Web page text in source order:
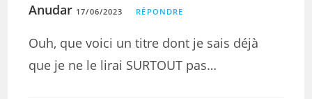
Anudar 17/06/2023 RÉPONDRE
Ouh, que voici un titre dont je sais déjà
que je ne le lirai SURTOUT pas…